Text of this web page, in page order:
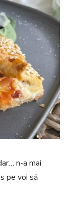
n-a mai
pe voi să